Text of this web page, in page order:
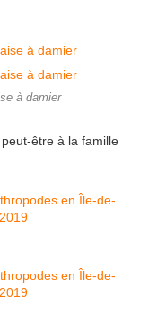
à damier
être à la famille